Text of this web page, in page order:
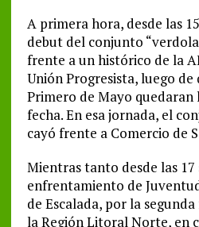
A primera hora, desde las
debut del conjunto
frente a un histórico de la
Unión Progresista, luego
Primero de Mayo quedaran
fecha. En esa jornada, el
cayó frente a Comercio de
Mientras tanto desde las
enfrentamiento de
de Escalada, por la
la Región Litoral Norte, en